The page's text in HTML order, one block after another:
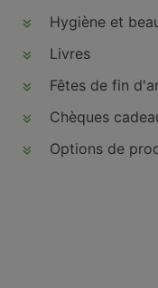
Hygiène et
Livres
Fêtes de fin
Chèques
Options de